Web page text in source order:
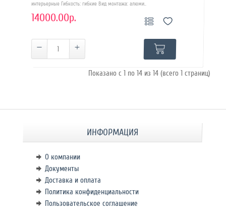
интерьерные Гибкость: гибкие Вид монтажа: алюми..
14000.00р.
Показано с 1 по 14 из 14 (всего 1 страниц)
ИНФОРМАЦИЯ
О компании
Документы
Доставка и оплата
Политика конфиденциальности
Пользовательское соглашение